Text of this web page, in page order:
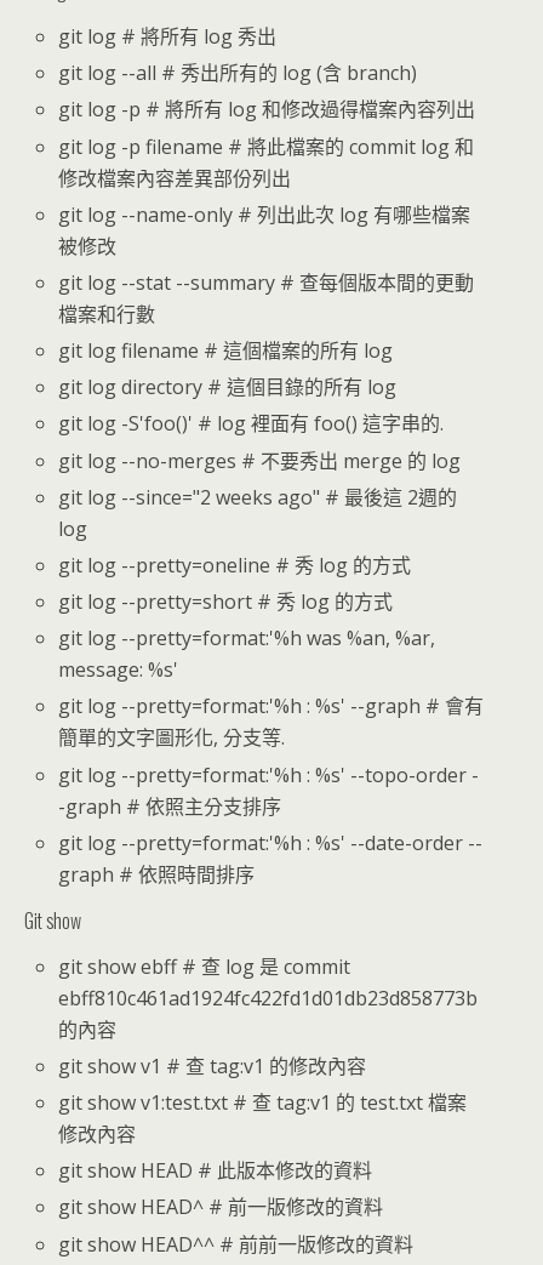
git log # 將所有 log 秀出
git log --all # 秀出所有的 log (含 branch)
git log -p # 將所有 log 和修改過得檔案內容列出
git log -p filename # 將此檔案的 commit log 和
修改檔案內容差異部份列出
git log --name-only # 列出此次 log 有哪些檔案
被修改
git log --stat --summary # 查每個版本間的更動
檔案和行數
git log filename # 這個檔案的所有 log
git log directory # 這個目錄的所有 log
git log -S'foo()' # log 裡面有 foo() 這字串的.
git log --no-merges # 不要秀出 merge 的 log
git log --since="2 weeks ago" # 最後這 2週的
log
git log --pretty=oneline # 秀 log 的方式
git log --pretty=short # 秀 log 的方式
git log --pretty=format:'%h was %an, %ar,
message: %s'
git log --pretty=format:'%h : %s' --graph # 會有
簡單的文字圖形化, 分支等.
git log --pretty=format:'%h : %s' --topo-order -
-graph # 依照主分支排序
git log --pretty=format:'%h : %s' --date-order --
graph # 依照時間排序
Git show
git show ebff # 查 log 是 commit
ebff810c461ad1924fc422fd1d01db23d858773b
的內容
git show v1 # 查 tag:v1 的修改內容
git show v1:test.txt # 查 tag:v1 的 test.txt 檔案
修改內容
git show HEAD # 此版本修改的資料
git show HEAD^ # 前一版修改的資料
git show HEAD^^ # 前前一版修改的資料